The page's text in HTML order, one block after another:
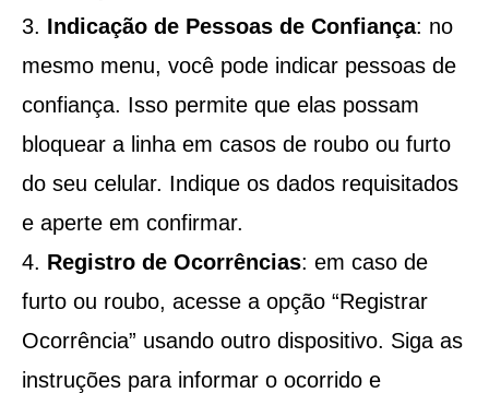
Indicação de Pessoas de Confiança: no
mesmo menu, você pode indicar pessoas de
confiança. Isso permite que elas possam
bloquear a linha em casos de roubo ou furto
do seu celular. Indique os dados requisitados
e aperte em confirmar.
Registro de Ocorrências: em caso de
furto ou roubo, acesse a opção “Registrar
Ocorrência” usando outro dispositivo. Siga as
instruções para informar o ocorrido e